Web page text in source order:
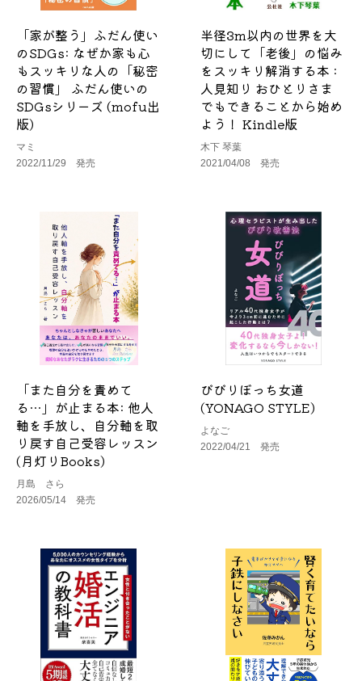
「家が整う」ふだん使い
のSDGs: なぜか家も心
もスッキリな人の「秘密
の習慣」 ふだん使いの
SDGsシリーズ (mofu出
版)
マミ
2022/11/29 発売
半径3m以内の世界を大
切にして「老後」の悩み
をスッキリ解消する本 :
人見知り おひとりさま
でもできることから始め
よう！ Kindle版
木下 琴葉
2021/04/08 発売
「また自分を責めて
る…」が止まる本: 他人
軸を手放し、自分軸を取
り戻す自己受容レッスン
(月灯りBooks)
月島 さら
2026/05/14 発売
びびりぼっち女道
(YONAGO STYLE)
よなご
2022/04/21 発売